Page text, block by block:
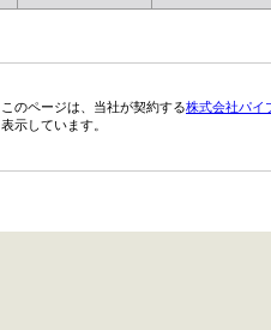
このページは、当社が契約する株式会社パイ
表示しています。